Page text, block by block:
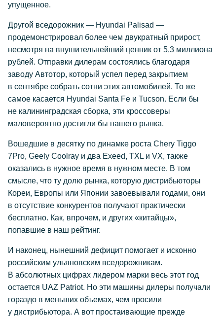
упущенное.
Другой вседорожник — Hyundai Palisad —
продемонстрировал более чем двукратный прирост,
несмотря на внушительнейший ценник от 5,3 миллиона
рублей. Отправки дилерам состоялись благодаря
заводу Автотор, который успел перед закрытием
в сентябре собрать сотни этих автомобилей. То же
самое касается Hyundai Santa Fe и Tucson. Если бы
не калининградская сборка, эти кроссоверы
маловероятно достигли бы нашего рынка.
Вошедшие в десятку по динамке роста Chery Tiggo
7Pro, Geely Coolray и два Exeed, TXL и VX, также
оказались в нужное время в нужном месте. В том
смысле, что ту долю рынка, которую дистрибьюторы
Кореи, Европы или Японии завоевывали годами, они
в отсутствие конкурентов получают практически
бесплатно. Как, впрочем, и других «китайцы»,
попавшие в наш рейтинг.
И наконец, нынешний дефицит помогает и исконно
российским ульяновским вседорожникам.
В абсолютных цифрах лидером марки весь этот год
остается UAZ Patriot. Но эти машины дилеры получали
гораздо в меньших объемах, чем просили
у дистрибьютора. А вот простаивающие прежде